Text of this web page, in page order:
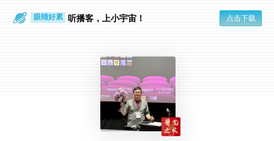
眼睛好累 听播客，上小宇宙！ 点击下载